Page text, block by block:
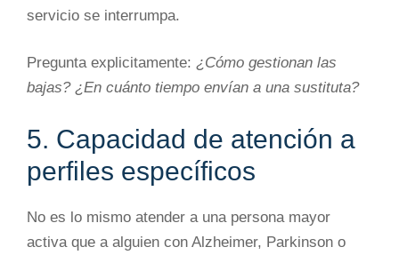
servicio se interrumpa.
Pregunta explicitamente: ¿Cómo gestionan las
bajas? ¿En cuánto tiempo envían a una sustituta?
5. Capacidad de atención a
perfiles específicos
No es lo mismo atender a una persona mayor
activa que a alguien con Alzheimer, Parkinson o